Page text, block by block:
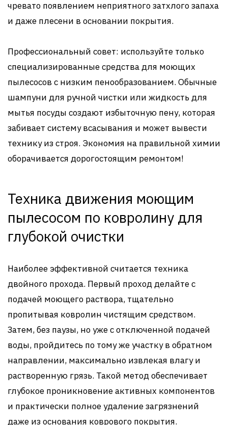
чревато появлением неприятного затхлого запаха
и даже плесени в основании покрытия.
Профессиональный совет: используйте только
специализированные средства для моющих
пылесосов с низким пенообразованием. Обычные
шампуни для ручной чистки или жидкость для
мытья посуды создают избыточную пену, которая
забивает систему всасывания и может вывести
технику из строя. Экономия на правильной химии
оборачивается дорогостоящим ремонтом!
Техника движения моющим
пылесосом по ковролину для
глубокой очистки
Наиболее эффективной считается техника
двойного прохода. Первый проход делайте с
подачей моющего раствора, тщательно
пропитывая ковролин чистящим средством.
Затем, без паузы, но уже с отключенной подачей
воды, пройдитесь по тому же участку в обратном
направлении, максимально извлекая влагу и
растворенную грязь. Такой метод обеспечивает
глубокое проникновение активных компонентов
и практически полное удаление загрязнений
даже из основания коврового покрытия.